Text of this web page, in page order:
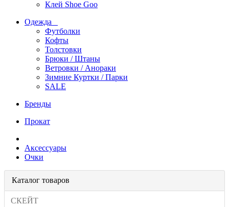
Клей Shoe Goo
Одежда
Футболки
Кофты
Толстовки
Брюки / Штаны
Ветровки / Анораки
Зимние Куртки / Парки
SALE
Бренды
Прокат
Аксессуары
Очки
Каталог товаров
СКЕЙТ